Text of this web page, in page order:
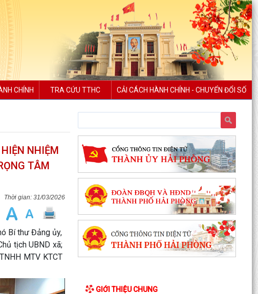
CHÍNH TRA CỨU TTHC CẢI CÁCH HÀNH CHÍNH - CHUYỂN ĐỔI SỐ
NHIỆM
TÂM
31/03/2026
Bí thư Đảng ủy,
tịch UBND xã;
MTV KTCT
GIỚI THIỆU CHUNG